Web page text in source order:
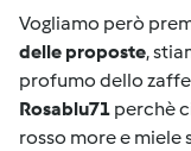
Vogliamo però
delle proposte,
profumo dello
Rosablu71 perchè
rosso more e miele